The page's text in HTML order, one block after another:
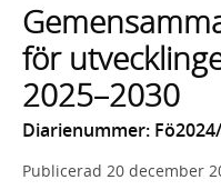
lista
med
sökförslag
för
2025–2030
Diarienummer:
Publicerad 20 december